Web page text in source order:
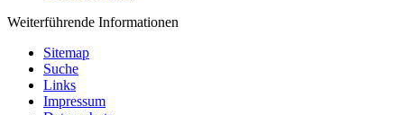
Weiterführende Informationen
Sitemap
Suche
Links
Impressum